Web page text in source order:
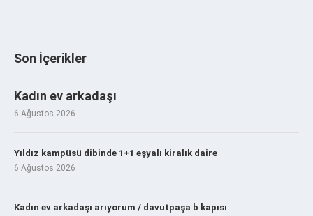
Son İçerikler
Kadın ev arkadaşı
6 Ağustos 2026
Yıldız kampüsü dibinde 1+1 eşyalı kiralık daire
6 Ağustos 2026
Kadın ev arkadaşı arıyorum / davutpaşa b kapısı